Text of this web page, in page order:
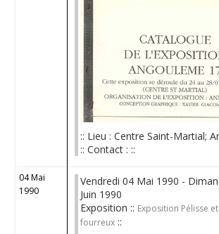
:: Lieu : Centre Saint-Martial;
:: Contact : ::
04 Mai
1990
Vendredi 04 Mai 1990 -
Juin 1990
Exposition :: Exposition Pélisse
fourreux ::